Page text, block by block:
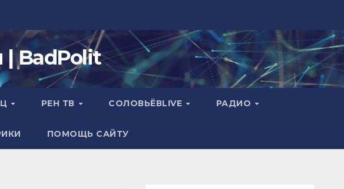
| BadPolit
РЕН ТВ СОЛОВЬЁВLIVE РАДИО
ПОМОЩЬ САЙТУ